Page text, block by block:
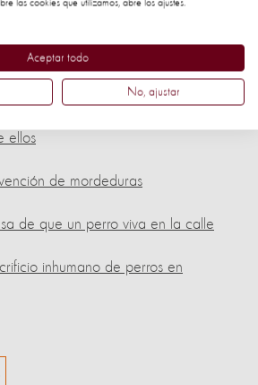
más sobre nuestro trabajo
de rabia:
ellos
de mordeduras
de que un perro viva en la calle
inhumano de perros en
las cookies que utilizamos, abre los ajustes.
Aceptar todo
No, ajustar